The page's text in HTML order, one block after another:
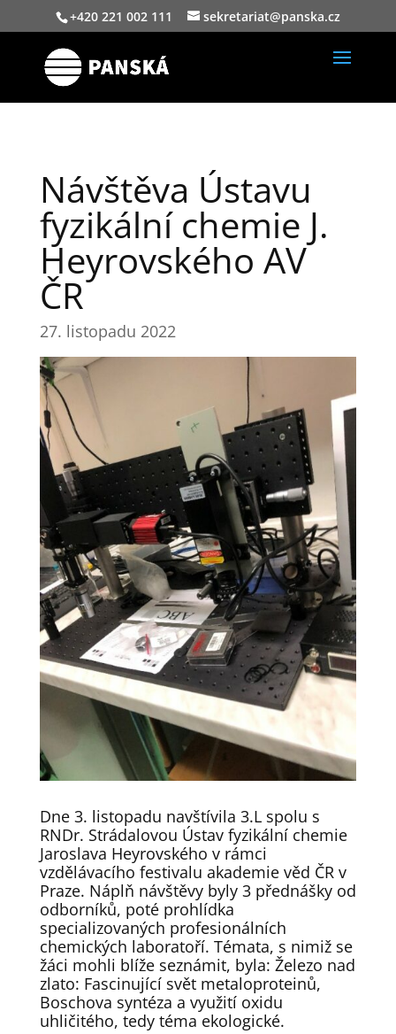
+420 221 002 111 sekretariat@panska.cz
Návštěva Ústavu
fyzikální chemie J.
Heyrovského AV
ČR
27. listopadu 2022
Dne 3. listopadu navštívila 3.L spolu s
RNDr. Strádalovou Ústav fyzikální chemie
Jaroslava Heyrovského v rámci
vzdělávacího festivalu akademie věd ČR v
Praze. Náplň návštěvy byly 3 přednášky od
odborníků, poté prohlídka
specializovaných profesionálních
chemických laboratoří. Témata, s nimiž se
žáci mohli blíže seznámit, byla: Železo nad
zlato: Fascinující svět metaloproteinů,
Boschova syntéza a využití oxidu
uhličitého, tedy téma ekologické.